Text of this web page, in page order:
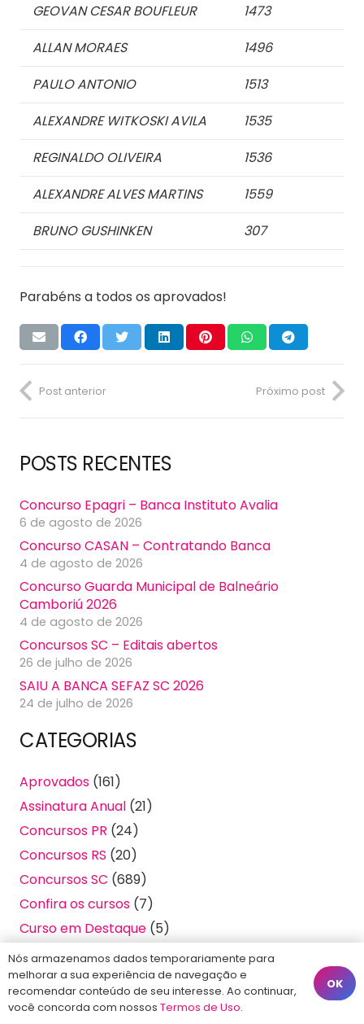
GEOVAN CESAR BOUFLEUR
1473
ALLAN MORAES
1496
PAULO ANTONIO
1513
ALEXANDRE WITKOSKI AVILA
1535
REGINALDO OLIVEIRA
1536
ALEXANDRE ALVES MARTINS
1559
BRUNO GUSHINKEN
307
Parabéns a todos os aprovados!
Post anterior Próximo post
POSTS RECENTES
Concurso Epagri – Banca Instituto Avalia
6 de agosto de 2026
Concurso CASAN – Contratando Banca
4 de agosto de 2026
Concurso Guarda Municipal de Balneário
Camboriú 2026
4 de agosto de 2026
Concursos SC – Editais abertos
26 de julho de 2026
SAIU A BANCA SEFAZ SC 2026
24 de julho de 2026
CATEGORIAS
Aprovados (161)
Assinatura Anual (21)
Concursos PR (24)
Concursos RS (20)
Concursos SC (689)
Confira os cursos (7)
Curso em Destaque (5)
Cursos(20)
Editais Publicados(799)
Informativos(2.620)
Nós armazenamos dados temporariamente para
melhorar a sua experiência de navegação e
recomendar conteúdo de seu interesse. Ao continuar,
você concorda com nossos Termos de Uso.
OK